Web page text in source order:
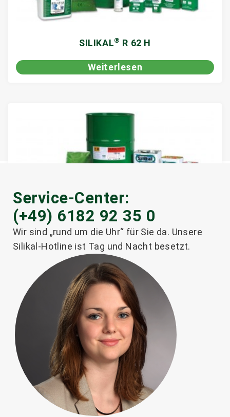
SILIKAL® R 62 H
Weiterlesen
SILIKAL® RF 7000
Weiterlesen
Service-Center:
(+49) 6182 92 35 0
Wir sind „rund um die Uhr“ für Sie da. Unsere
Silikal-Hotline ist Tag und Nacht besetzt.